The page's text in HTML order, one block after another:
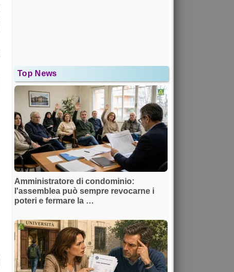
Top News
Amministratore di condominio:
l'assemblea può sempre revocarne i
poteri e fermare la …